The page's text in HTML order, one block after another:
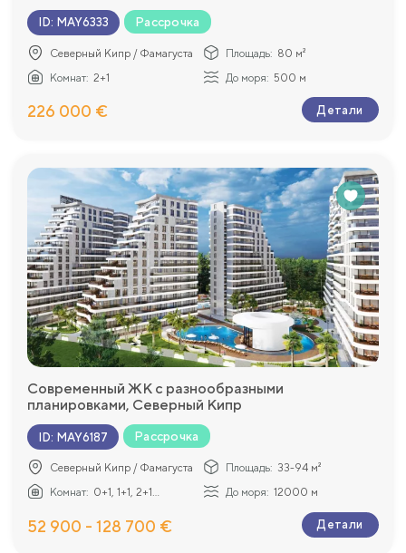
ID: MAY6333 Рассрочка
Северный Кипр / Фамагуста Площадь: 80 м²
Комнат: 2+1 До моря: 500 м
226 000 € Детали
Современный ЖК с разнообразными
планировками, Северный Кипр
ID: MAY6187 Рассрочка
Северный Кипр / Фамагуста Площадь: 33-94 м²
Комнат: 0+1, 1+1, 2+1... До моря: 12000 м
52 900 - 128 700 € Детали